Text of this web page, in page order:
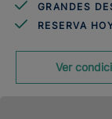
GRANDES
RESERVA
Ver